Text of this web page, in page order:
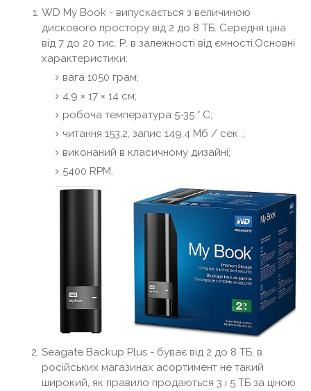
WD My Book - випускається з величиною
дискового простору від 2 до 8 ТБ. Середня ціна
від 7 до 20 тис. Р. в залежності від ємності.Основні
характеристики:
вага 1050 грам;
4,9 × 17 × 14 см;
робоча температура 5-35 ° C;
читання 153,2, запис 149,4 Мб / сек .;
виконаний в класичному дизайні;
5400 RPM.
Seagate Backup Plus - буває від 2 до 8 ТБ, в
російських магазинах асортимент не такий
широкий, як правило продаються 3 і 5 ТБ за ціною